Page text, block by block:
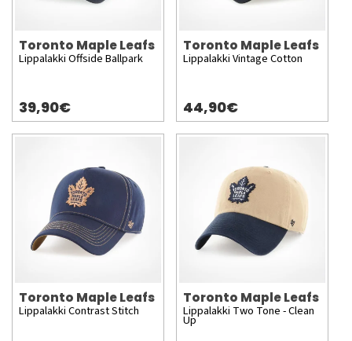
Toronto Maple Leafs
Lippalakki Offside Ballpark
39,90€
Toronto Maple Leafs
Lippalakki Vintage Cotton
44,90€
Toronto Maple Leafs
Lippalakki Contrast Stitch
Toronto Maple Leafs
Lippalakki Two Tone - Clean
Up